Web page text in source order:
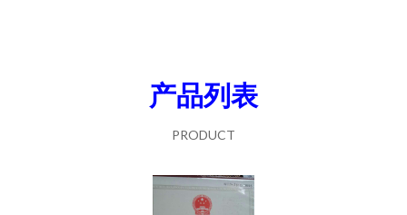
产品列表
PRODUCT